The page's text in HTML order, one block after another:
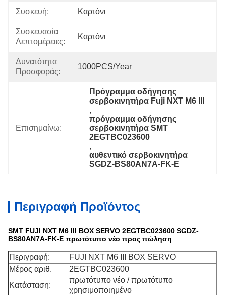
Συσκευή: Καρτόνι
Συσκευασία
Λεπτομέρειες:
Καρτόνι
Δυνατότητα
Προσφοράς:
1000PCS/Year
Επισημαίνω:
Πρόγραμμα οδήγησης
σερβοκινητήρα Fuji NXT M6 III
,
πρόγραμμα οδήγησης
σερβοκινητήρα SMT
2EGTBC023600
,
αυθεντικό σερβοκινητήρα
SGDZ-BS80AN7A-FK-E
Περιγραφή Προϊόντος
SMT FUJI NXT M6 III BOX SERVO 2EGTBC023600 SGDZ-
BS80AN7A-FK-E πρωτότυπο νέο προς πώληση
Περιγραφή:
FUJI NXT M6 III BOX SERVO
Μέρος αριθ.
2EGTBC023600
Κατάσταση:
πρωτότυπο νέο / πρωτότυπο
χρησιμοποιημένο